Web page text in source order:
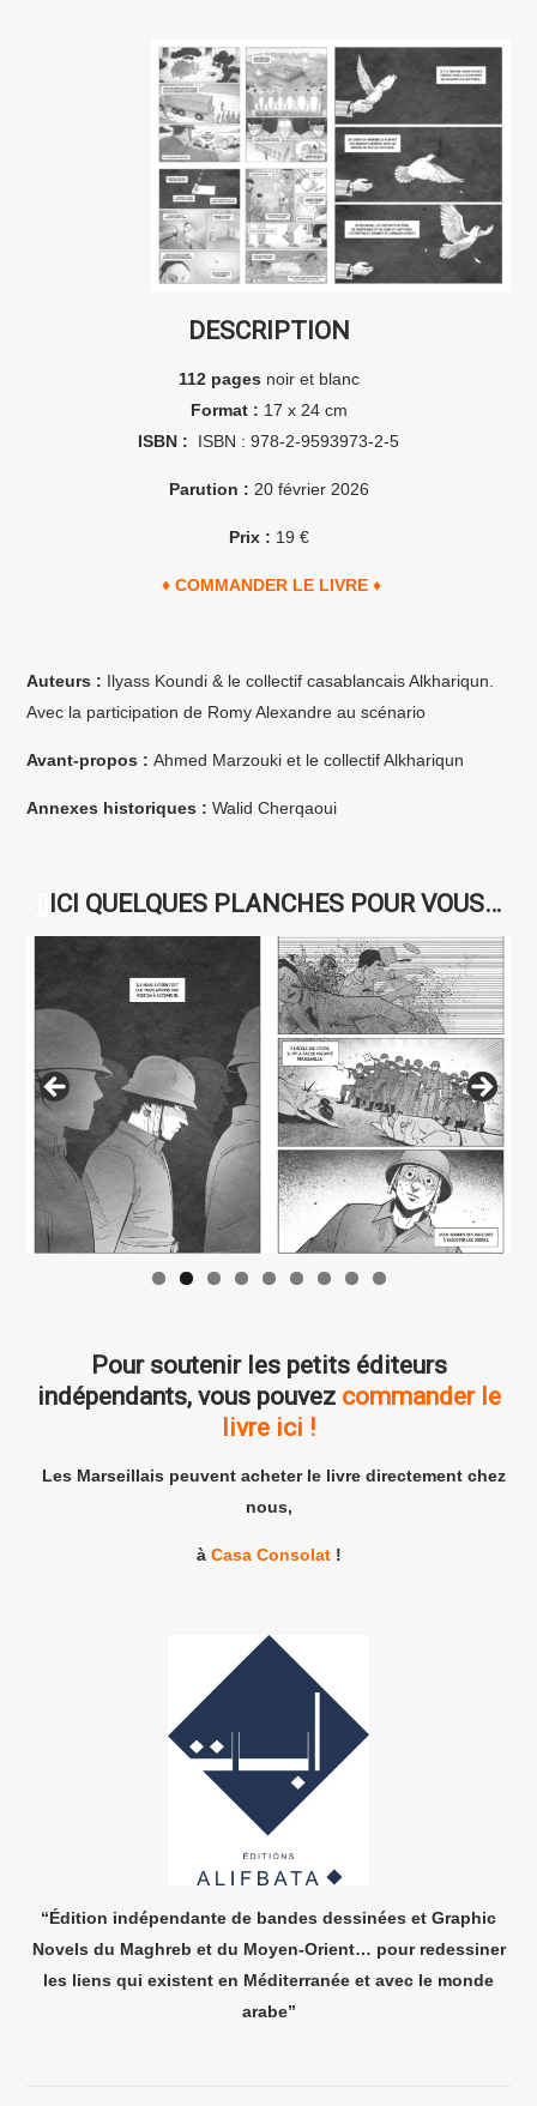
DESCRIPTION
112 pagesnoir et blanc
Format : 17 x 24 cm
ISBN : ISBN : 978-2-9593973-2-5
Parution : 20 février 2026
Prix : 19 €
♦ COMMANDER LE LIVRE ♦
Auteurs : Ilyass Koundi & le collectif casablancais Alkhariqun.
Avec la participation de Romy Alexandre au scénario
Avant-propos : Ahmed Marzouki et le collectif Alkhariqun
Annexes historiques : Walid Cherqaoui
ICI QUELQUES PLANCHES POUR VOUS…
Pour soutenir les petits éditeurs
indépendants, vous pouvez commander le
livre ici !
Les Marseillais peuvent acheter le livre directement chez
nous,
à Casa Consolat !
“Édition indépendante de bandes dessinées et Graphic
Novels du Maghreb et du Moyen-Orient… pour redessiner
les liens qui existent en Méditerranée et avec le monde
arabe”